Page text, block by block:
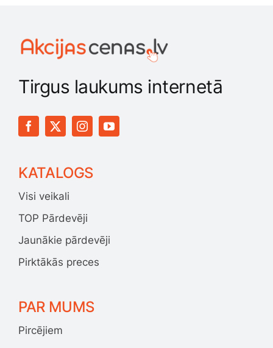
Tirgus laukums internetā
KATALOGS
Visi veikali
TOP Pārdevēji
Jaunākie pārdevēji
Pirktākās preces
PAR MUMS
Pircējiem